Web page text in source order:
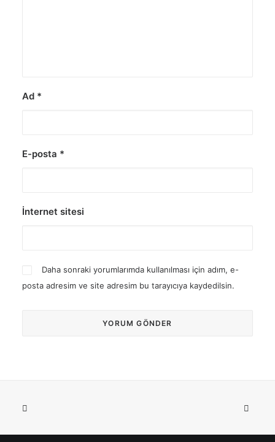
Ad *
E-posta *
İnternet sitesi
Daha sonraki yorumlarımda kullanılması için adım, e-
posta adresim ve site adresim bu tarayıcıya kaydedilsin.